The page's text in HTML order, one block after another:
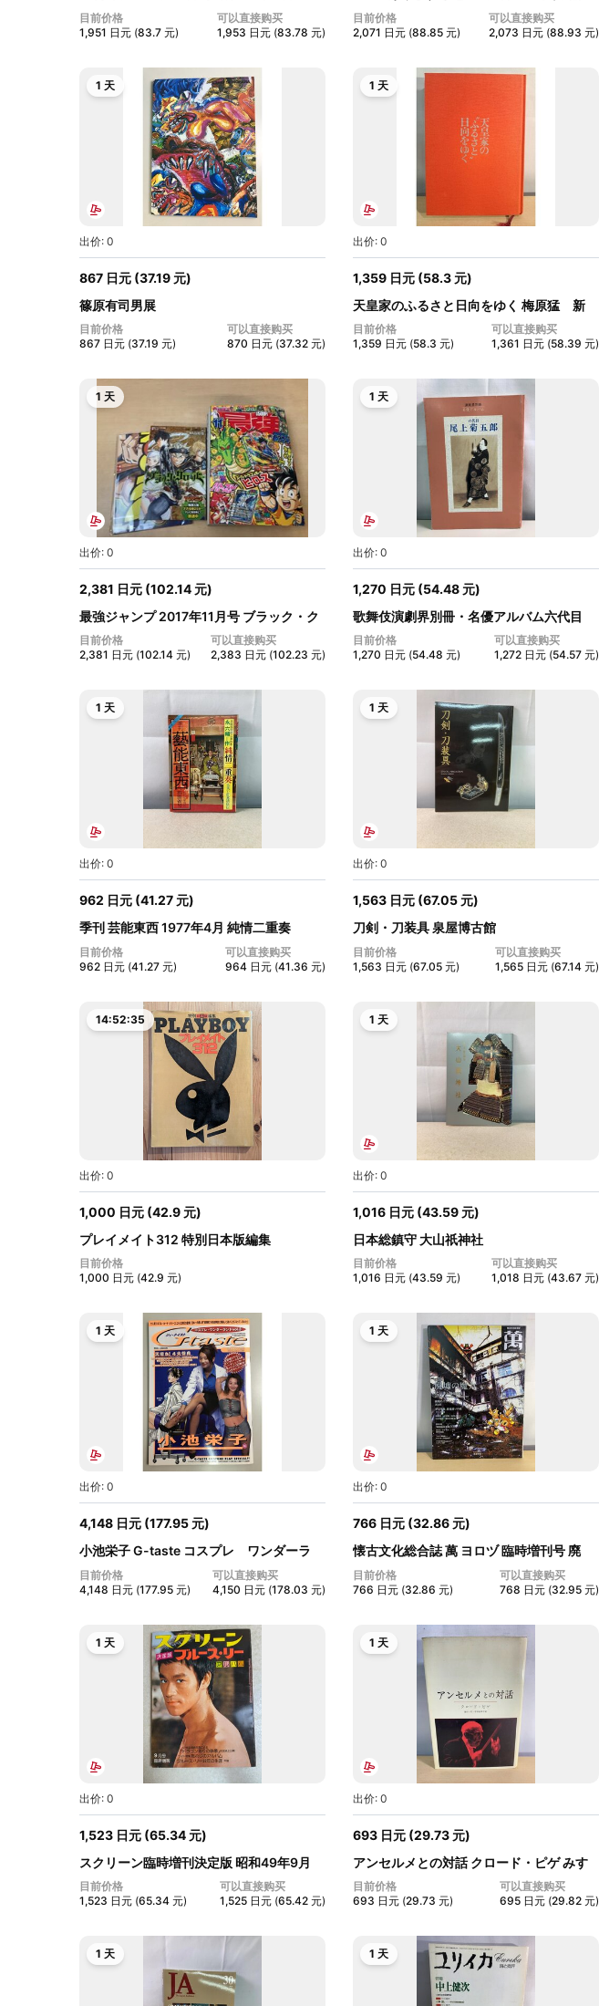
日...
目前价格
1,951 日元 (83.7 元)
可以直接购买
1,953 日元 (83.78 元)
い)【...
目前价格
2,071 日元 (88.85 元)
可以直接购买
2,073 日元 (88.93 元)
1 天
出价: 0
867 日元 (37.19 元)
篠原有司男展
目前价格
867 日元 (37.19 元)
可以直接购买
870 日元 (37.32 元)
1 天
出价: 0
1,359 日元 (58.3 元)
天皇家のふるさと日向をゆく 梅原猛 新
潮...
目前价格
1,359 日元 (58.3 元)
可以直接购买
1,361 日元 (58.39 元)
1 天
出价: 0
2,381 日元 (102.14 元)
最強ジャンプ 2017年11月号 ブラック・ク
ロ...
目前价格
2,381 日元 (102.14 元)
可以直接购买
2,383 日元 (102.23 元)
1 天
出价: 0
1,270 日元 (54.48 元)
歌舞伎演劇界別冊・名優アルバム六代目
尾...
目前价格
1,270 日元 (54.48 元)
可以直接购买
1,272 日元 (54.57 元)
1 天
出价: 0
962 日元 (41.27 元)
季刊 芸能東西 1977年4月 純情二重奏
目前价格
962 日元 (41.27 元)
可以直接购买
964 日元 (41.36 元)
1 天
出价: 0
1,563 日元 (67.05 元)
刀剣・刀装具 泉屋博古館
目前价格
1,563 日元 (67.05 元)
可以直接购买
1,565 日元 (67.14 元)
14:52:34
出价: 0
1,000 日元 (42.9 元)
プレイメイト312 特別日本版編集
PLAYBOY...
目前价格
1,000 日元 (42.9 元)
1 天
出价: 0
1,016 日元 (43.59 元)
日本総鎮守 大山祇神社
目前价格
1,016 日元 (43.59 元)
可以直接购买
1,018 日元 (43.67 元)
1 天
出价: 0
4,148 日元 (177.95 元)
小池栄子 G-taste コスプレ ワンダーラ
ン...
目前价格
4,148 日元 (177.95 元)
可以直接购买
4,150 日元 (178.03 元)
1 天
出价: 0
766 日元 (32.86 元)
懐古文化総合誌 萬 ヨロヅ 臨時増刊号 廃
墟...
目前价格
766 日元 (32.86 元)
可以直接购买
768 日元 (32.95 元)
1 天
出价: 0
1,523 日元 (65.34 元)
スクリーン臨時増刊決定版 昭和49年9月
ブ...
目前价格
1,523 日元 (65.34 元)
可以直接购买
1,525 日元 (65.42 元)
1 天
出价: 0
693 日元 (29.73 元)
アンセルメとの対話 クロード・ピゲ みす
ず...
目前价格
693 日元 (29.73 元)
可以直接购买
695 日元 (29.82 元)
1 天 1 天